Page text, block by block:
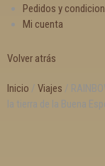
Pedidos y
Mi cuenta
Volver atrás
Inicio / Viajes /
la tierra de la Buena